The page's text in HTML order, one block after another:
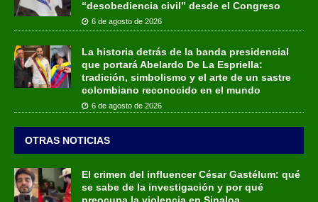
“desobediencia civil” desde el Congreso
6 de agosto de 2026
La historia detrás de la banda presidencial
que portará Abelardo De La Espriella:
tradición, simbolismo y el arte de un sastre
colombiano reconocido en el mundo
6 de agosto de 2026
OTRAS NOTICIAS
El crimen del influencer César Gastélum: qué
se sabe de la investigación y por qué